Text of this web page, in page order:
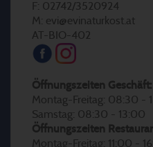
F: 02742/3520924
M: evi@evinaturkost.at
AT-BIO-402
Öffnungszeiten Geschäft:
Montag-Freitag: 08:30 -
Samstag: 08:30 - 13:00
Öffnungszeiten
Montag-Freitag: 11:00 -